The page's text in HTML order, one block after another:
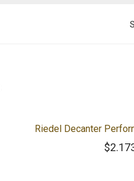
Riedel Decanter
$